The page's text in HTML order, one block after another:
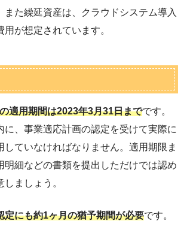
また繰延資産は、クラウドシステム導入
が想定されています。
適用期間は2023年3月31日までです。
に、事業適応計画の認定を受けて実際に
していなければなりません。適用期限ま
明細などの書類を提出しただけでは認め
ましょう。
定にも約1ヶ月の猶予期間が必要です。